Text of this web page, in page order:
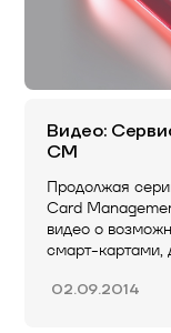
Видео:
CM
Продолжая
Card
видео о
смарт-картами,
02.09.2014